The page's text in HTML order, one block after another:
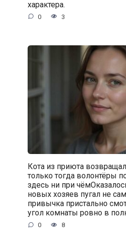
характера.
0 3
Кота из приюта
только тогда волонтёры
здесь ни при
новых хозяев пугал не
привычка пристально
угол комнаты ровно в
0 8